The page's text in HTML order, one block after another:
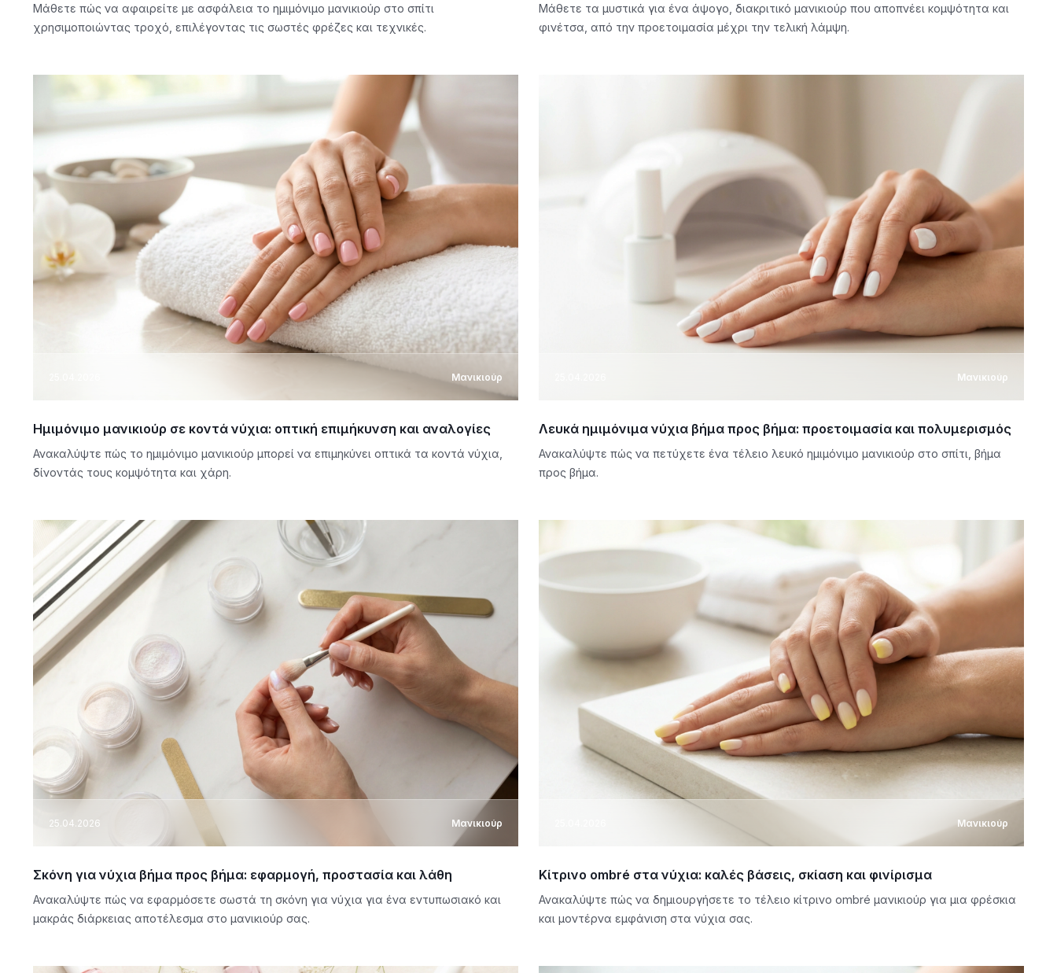
Μάθετε πώς να αφαιρείτε με ασφάλεια το ημιμόνιμο μανικιούρ στο σπίτι
χρησιμοποιώντας τροχό, επιλέγοντας τις σωστές φρέζες και τεχνικές.
Μάθετε τα μυστικά για ένα άψογο, διακριτικό μανικιούρ που αποπνέει κομψότητα και
φινέτσα, από την προετοιμασία μέχρι την τελική λάμψη.
Μανικιούρ
Ημιμόνιμο μανικιούρ σε κοντά νύχια: οπτική επιμήκυνση και αναλογίες
Ανακαλύψτε πώς το ημιμόνιμο μανικιούρ μπορεί να επιμηκύνει οπτικά τα κοντά νύχια,
δίνοντάς τους κομψότητα και χάρη.
Μανικιούρ
Λευκά ημιμόνιμα νύχια βήμα προς βήμα: προετοιμασία και πολυμερισμός
Ανακαλύψτε πώς να πετύχετε ένα τέλειο λευκό ημιμόνιμο μανικιούρ στο σπίτι, βήμα
προς βήμα.
25.04.2026 Μανικιούρ
Σκόνη για νύχια βήμα προς βήμα: εφαρμογή, προστασία και λάθη
Ανακαλύψτε πώς να εφαρμόσετε σωστά τη σκόνη για νύχια για ένα εντυπωσιακό και
μακράς διάρκειας αποτέλεσμα στο μανικιούρ σας.
Μανικιούρ
Κίτρινο ombré στα νύχια: καλές βάσεις, σκίαση και φινίρισμα
Ανακαλύψτε πώς να δημιουργήσετε το τέλειο κίτρινο ombré μανικιούρ για μια φρέσκια
και μοντέρνα εμφάνιση στα νύχια σας.